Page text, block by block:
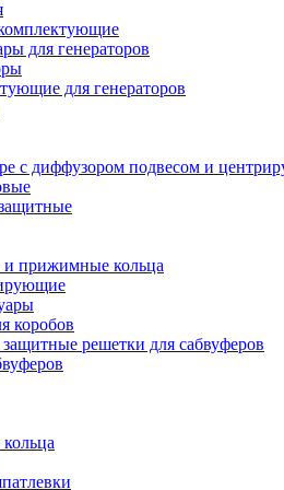
для генераторов
для генераторов
с диффузором подвесом и
и прижимные кольца
коробов
решетки для сабвуферов